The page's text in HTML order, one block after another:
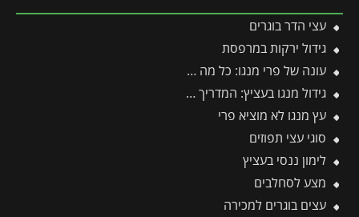
עצי הדר בוגרים
גידול ירקות במרפסת
עונה של פרי מנגו: כל מה שצריך לדעת על מועדי ההבשלה, הקטיף וההנבה
גידול מנגו בעציץ: המדריך המלא למקסום פרי במרפסת ובגינה
עץ מנגו לא מוציא פרי
סוגי עצי תפוזים
לימון ננסי בעציץ
מצע לסחלבים
עצים בוגרים למכירה